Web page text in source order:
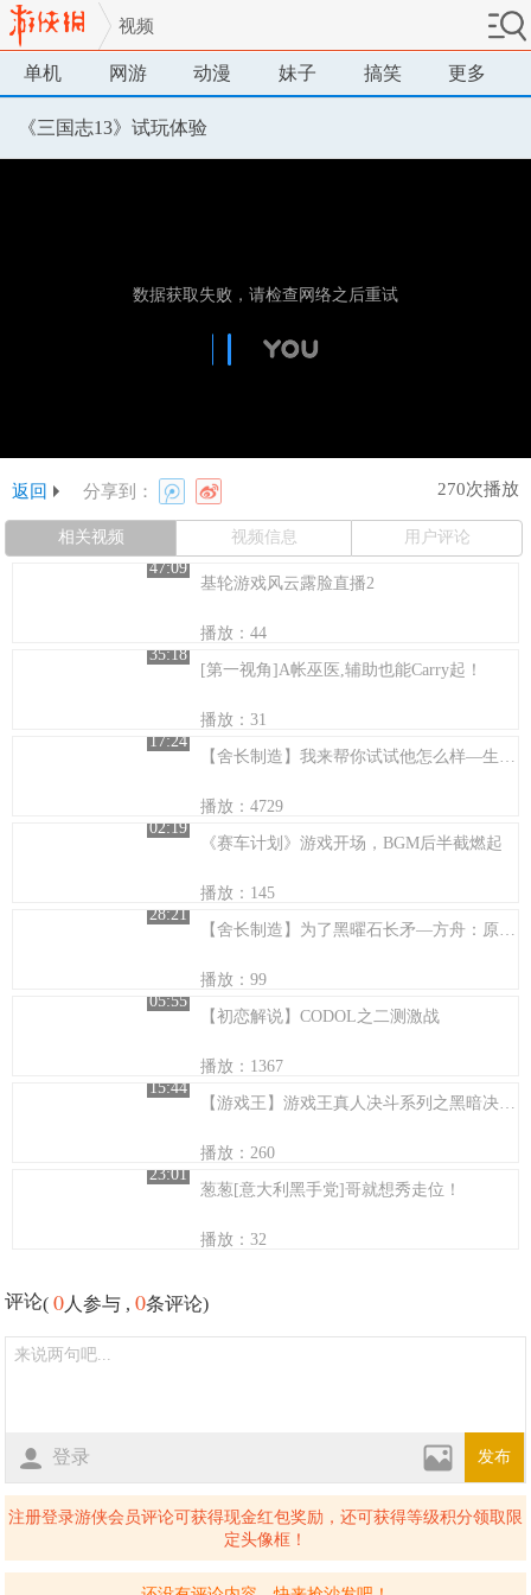
视频
单机 网游 动漫 妹子 搞笑 更多
《三国志13》试玩体验
返回 分享到： 270次播放
相关视频 视频信息
用户评论
47:09
基轮游戏风云露脸直播2
播放：44
35:18
[第一视角]A帐巫医,辅助也能Carry起！
播放：31
17:24
【舍长制造】我来帮你试试他怎么样—生化危机：安布雷拉兵团评测
播放：4729
02:19
《赛车计划》游戏开场，BGM后半截燃起
播放：145
28:21
【舍长制造】为了黑曜石长矛—方舟：原始生存 03
播放：99
05:55
【初恋解说】CODOL之二测激战
播放：1367
15:44
【游戏王】游戏王真人决斗系列之黑暗决斗2 后篇
播放：260
23:01
葱葱[意大利黑手党]哥就想秀走位！
播放：32
评论(0 人参与 ,0条评论)
登录 发布
注册登录游侠会员评论可获得现金红包奖励，还可获得等级积分领取限
定头像框！